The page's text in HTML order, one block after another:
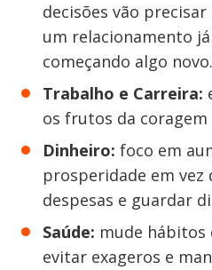
decisões vão
um relacionamento
começando algo novo.
Trabalho e Carreira:
os frutos da coragem
Dinheiro: foco em
prosperidade em
despesas e guardar
Saúde: mude hábitos
evitar exageros e